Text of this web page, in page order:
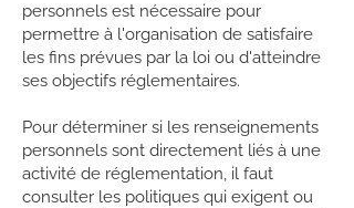
personnels est nécessaire pour
permettre à l'organisation de satisfaire
les fins prévues par la loi ou d'atteindre
ses objectifs réglementaires.
Pour déterminer si les renseignements
personnels sont directement liés à une
activité de réglementation, il faut
consulter les politiques qui exigent ou